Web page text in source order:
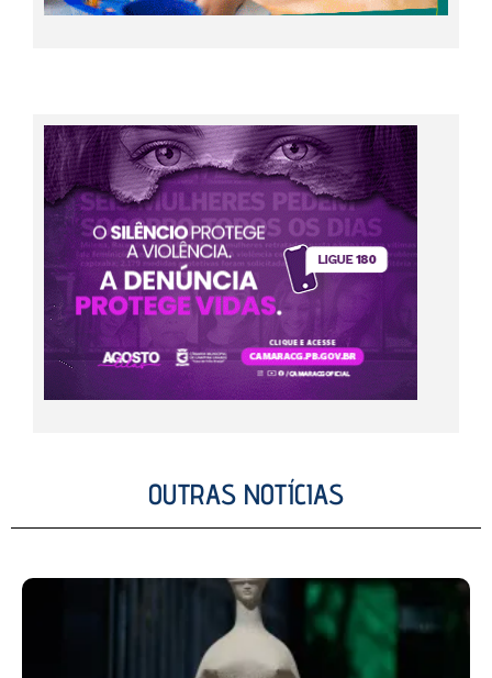
OUTRAS NOTÍCIAS